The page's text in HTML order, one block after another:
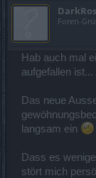
Foren-
Hab auch mal
aufgefallen ist...
Das neue
langsam ein
Dass es
stört mich